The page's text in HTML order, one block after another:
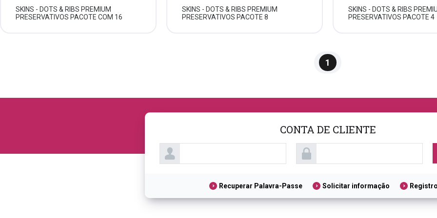
SKINS - DOTS & RIBS PREMIUM
PRESERVATIVOS PACOTE COM 16
SKINS - DOTS & RIBS PREMIUM
PRESERVATIVOS PACOTE 8
SKINS - DOTS & RIBS
PRESERVATIVOS PACOTE 4
1
CONTA DE CLIENTE
Recuperar Palavra-Passe Solicitar informação